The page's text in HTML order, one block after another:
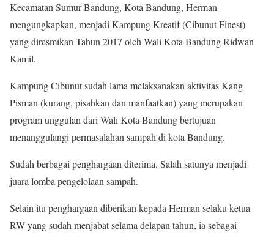
Kecamatan Sumur Bandung, Kota Bandung, Herman
mengungkapkan, menjadi Kampung Kreatif (Cibunut Finest)
yang diresmikan Tahun 2017 oleh Wali Kota Bandung Ridwan
Kamil.
Kampung Cibunut sudah lama melaksanakan aktivitas Kang
Pisman (kurang, pisahkan dan manfaatkan) yang merupakan
program unggulan dari Wali Kota Bandung bertujuan
menanggulangi permasalahan sampah di kota Bandung.
Sudah berbagai penghargaan diterima. Salah satunya menjadi
juara lomba pengelolaan sampah.
Selain itu penghargaan diberikan kepada Herman selaku ketua
RW yang sudah menjabat selama delapan tahun, ia sebagai